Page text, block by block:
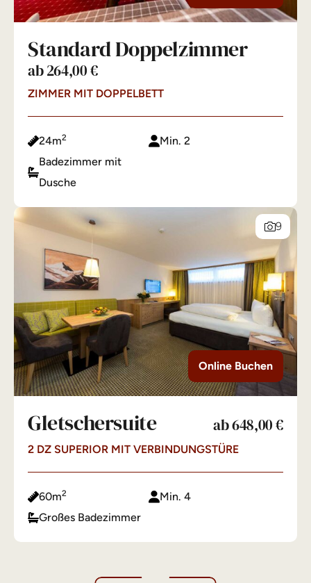
Standard Doppelzimmer
ab 264,00 €
ZIMMER MIT DOPPELBETT
24m2
Min. 2
Badezimmer mit
Dusche
9
Online Buchen
Gletschersuite ab 648,00 €
2 DZ SUPERIOR MIT VERBINDUNGSTÜRE
60m2
Min. 4
Großes Badezimmer